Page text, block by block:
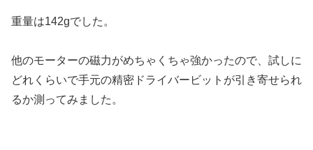
重量は142gでした。
他のモーターの磁力がめちゃくちゃ強かったので、試しに
どれくらいで手元の精密ドライバービットが引き寄せられ
るか測ってみました。